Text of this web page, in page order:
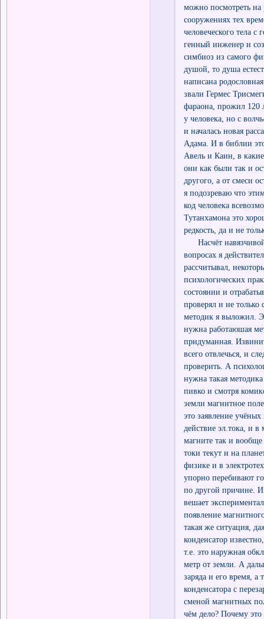
можно посмотреть на
сооружениях тех
человеческого тела
генный инженер и
симбиоз из самого
душой, то душа
написана
звали Гермес
фараона, прожил 120
у человека, но с
и началась новая
Адама. И в библии
Авель и Каин, в
они как были так и
другого, а от смеси
я подозреваю что
код человека
Тутанхамона это
редкость, да и не
Насчёт навязчивой
вопросах я
рассчитывал,
психологических
состоянии и
проверял и не
методик я выложил.
нужна работаюшая
придуманная.
всего отвлечься, и
проверить. А
нужна такая
пивко и смотря
земли магнитное
это заявление
действие эл.тока, и
магните так и
токи текут и на
физике и в
упорно перебивают
по другой причине.
вешает
появление
такая же ситуация,
конденсатор
т.е. это наружная
метр от земли. А
заряда и его время, а
конденсатора с
сменой магнитных
чём дело? Почему